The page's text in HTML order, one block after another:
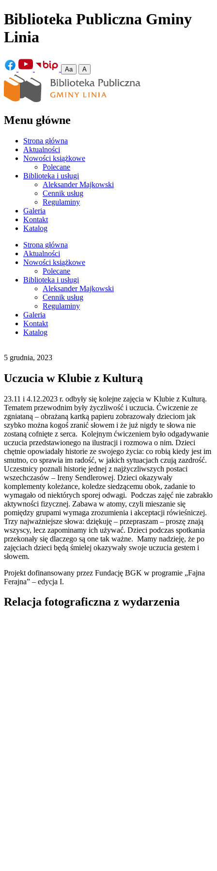
Biblioteka Publiczna Gminy
Linia
Aa A
Menu główne
Strona główna
Aktualności
Nowości książkowe
Polecane
Biblioteka i usługi
Aleksander Majkowski
Cennik usług
Regulaminy
Galeria
Kontakt
Katalog
Strona główna
Aktualności
Nowości książkowe
Polecane
Biblioteka i usługi
Aleksander Majkowski
Cennik usług
Regulaminy
Galeria
Kontakt
Katalog
5 grudnia, 2023
Uczucia w Klubie z Kulturą
23.11 i 4.12.2023 r. odbyły się kolejne zajęcia w Klubie z Kulturą.
Tematem przewodnim były życzliwość i uczucia. Ćwiczenie ze
zgniataną – obrażaną kartką papieru zobrazowały dzieciom jak
szybko można kogoś zranić słowem i że już nigdy te słowa nie
zostaną cofnięte z serca. Kolejnym ćwiczeniem było odgadywanie
uczucia przedstawionego na ilustracji i rozmowa o nim. Dzieci
chętnie opowiadały historie ze swojego życia: co robią kiedy jest im
smutno, co sprawia im radość, w jakich sytuacjach czują zazdrość.
Uczestnicy poznali historię jednej z najżyczliwszych postaci
wszechczasów – Ireny Sendlerowej. Dzieci okazywały
komplementy koleżance, koledze siedzącemu obok, zadanie to
wymagało od niektórych sporej odwagi. Podczas zajęć nie zabrakło
aktywności fizycznej. Zabawa w atomy, czyli mieszanie się
pomiędzy grupami wymaga zrozumienia i akceptacji rówieśniczej.
Trzy najważniejsze słowa: dziękuję – przepraszam – proszę znają
wszyscy, lecz zapominamy ich używać. Dzieci podczas spotkania
przekonały się dlaczego są one tak ważne. Mamy nadzieję, że po
zajęciach dzieci będą śmielej okazywały swoje uczucia gestem i
słowem.
Projekt dofinansowany przez Fundację BGK w programie „Fajna
Ferajna” – edycja I.
Relacja fotograficzna z wydarzenia